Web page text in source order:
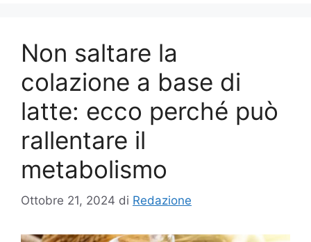
Non saltare la
colazione a base di
latte: ecco perché può
rallentare il
metabolismo
Ottobre 21, 2024 di Redazione